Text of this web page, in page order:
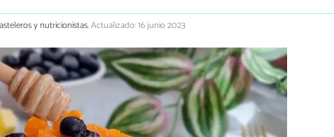
y nutricionistas.Actualizado: 16 junio 2023